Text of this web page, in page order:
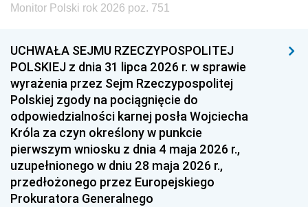
Monitor Polski rok 2026 poz. 751
UCHWAŁA SEJMU RZECZYPOSPOLITEJ
POLSKIEJ z dnia 31 lipca 2026 r. w sprawie
wyrażenia przez Sejm Rzeczypospolitej
Polskiej zgody na pociągnięcie do
odpowiedzialności karnej posła Wojciecha
Króla za czyn określony w punkcie
pierwszym wniosku z dnia 4 maja 2026 r.,
uzupełnionego w dniu 28 maja 2026 r.,
przedłożonego przez Europejskiego
Prokuratora Generalnego